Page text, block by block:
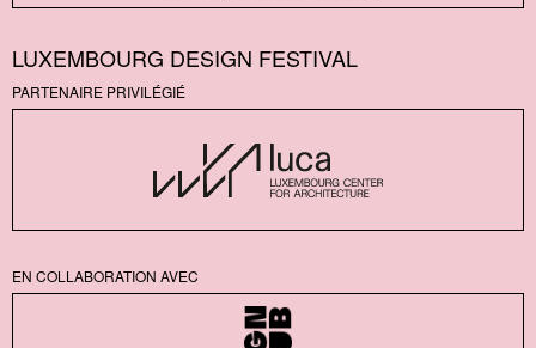
LUXEMBOURG DESIGN FESTIVAL
PARTENAIRE PRIVILÉGIÉ
EN COLLABORATION AVEC